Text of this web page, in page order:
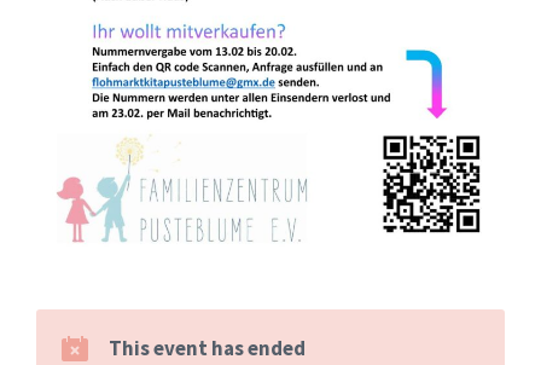
This event has ended